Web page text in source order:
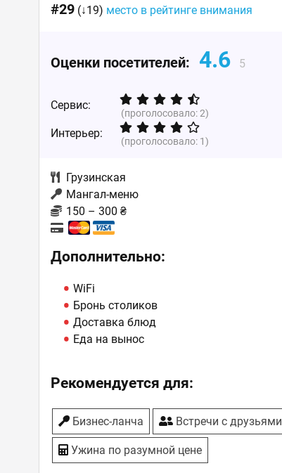
#29 (↓19) место в рейтинге внимания
Оценки посетителей: 4.6 5
Сервис:
(проголосовало:2)
Интерьер:
(проголосовало: 1)
Грузинская
Мангал-меню
150 – 300 ₴
Дополнительно:
WiFi
Бронь столиков
Доставка блюд
Еда на вынос
Рекомендуется для:
Бизнес-ланча Встречи с друзьями
Ужина по разумной цене